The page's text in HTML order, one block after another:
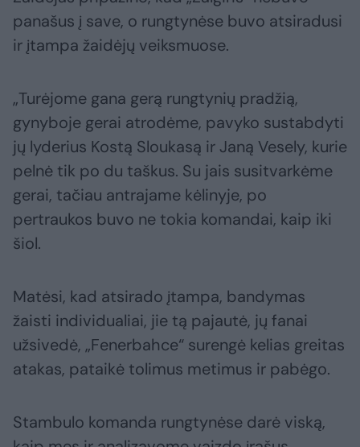
panašus į save, o rungtynėse buvo atsiradusi
ir įtampa žaidėjų veiksmuose.
„Turėjome gana gerą rungtynių pradžią,
gynyboje gerai atrodėme, pavyko sustabdyti
jų lyderius Kostą Sloukasą ir Janą Vesely, kurie
pelnė tik po du taškus. Su jais susitvarkėme
gerai, tačiau antrajame kėlinyje, po
pertraukos buvo ne tokia komandai, kaip iki
šiol.
Matėsi, kad atsirado įtampa, bandymas
žaisti individualiai, jie tą pajautė, jų fanai
užsivedė, „Fenerbahce“ surengė kelias greitas
atakas, pataikė tolimus metimus ir pabėgo.
Stambulo komanda rungtynėse darė viską,